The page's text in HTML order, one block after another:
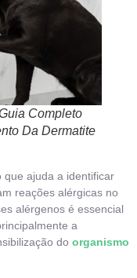
Completo
Da Dermatite
que ajuda a identificar
reações alérgicas no
alérgenos é essencial
a
do organismo